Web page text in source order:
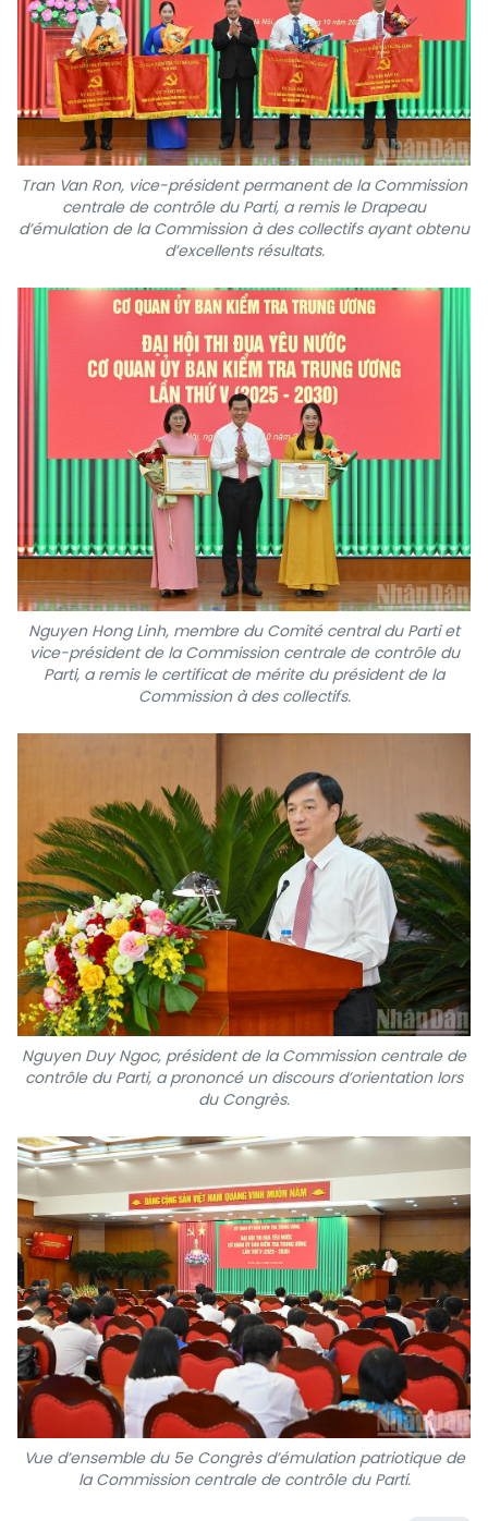
Tran Van Ron, vice-président permanent de la Commission
centrale de contrôle du Parti, a remis le Drapeau
d’émulation de la Commission à des collectifs ayant obtenu
d’excellents résultats.
Nguyen Hong Linh, membre du Comité central du Parti et
vice-président de la Commission centrale de contrôle du
Parti, a remis le certificat de mérite du président de la
Commission à des collectifs.
Nguyen Duy Ngoc, président de la Commission centrale de
contrôle du Parti, a prononcé un discours d’orientation lors
du Congrès.
Vue d’ensemble du 5e Congrès d’émulation patriotique de
la Commission centrale de contrôle du Parti.